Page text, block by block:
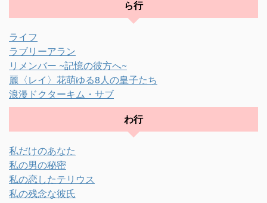
ら行
ライフ
ラブリーアラン
リメンバー ~記憶の彼方へ~
麗〈レイ〉花萌ゆる8人の皇子たち
浪漫ドクターキム・サブ
わ行
私だけのあなた
私の男の秘密
私の恋したテリウス
私の残念な彼氏